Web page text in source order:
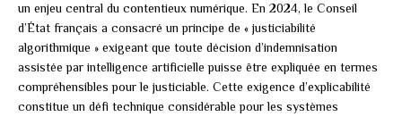
un enjeu central du contentieux numérique. En 2024, le Conseil
d’État français a consacré un principe de « justiciabilité
algorithmique » exigeant que toute décision d’indemnisation
assistée par intelligence artificielle puisse être expliquée en termes
compréhensibles pour le justiciable. Cette exigence d’explicabilité
constitue un défi technique considérable pour les systèmes